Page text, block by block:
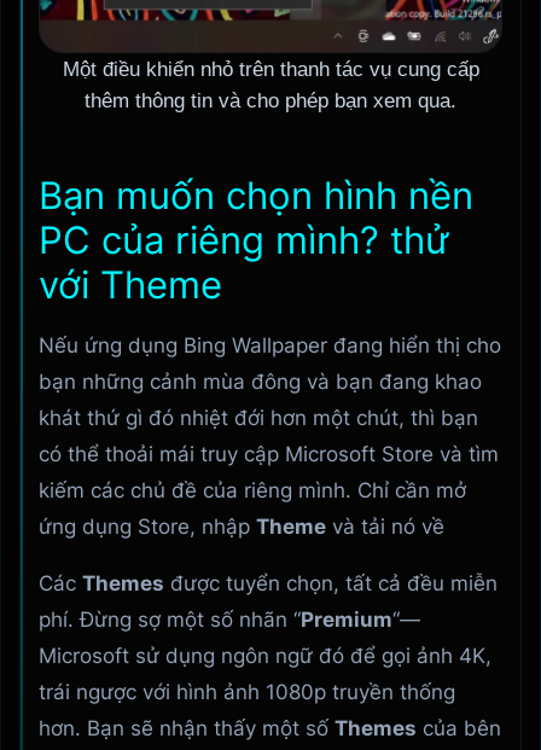
Một điều khiển nhỏ trên thanh tác vụ cung cấp
thêm thông tin và cho phép bạn xem qua.
Bạn muốn chọn hình nền
PC của riêng mình? thử
với Theme
Nếu ứng dụng Bing Wallpaper đang hiển thị cho
bạn những cảnh mùa đông và bạn đang khao
khát thứ gì đó nhiệt đới hơn một chút, thì bạn
có thể thoải mái truy cập Microsoft Store và tìm
kiếm các chủ đề của riêng mình. Chỉ cần mở
ứng dụng Store, nhập Theme và tải nó về
Các Themes được tuyển chọn, tất cả đều miễn
phí. Đừng sợ một số nhãn “Premium“—
Microsoft sử dụng ngôn ngữ đó để gọi ảnh 4K,
trái ngược với hình ảnh 1080p truyền thống
hơn. Bạn sẽ nhận thấy một số Themes của bên